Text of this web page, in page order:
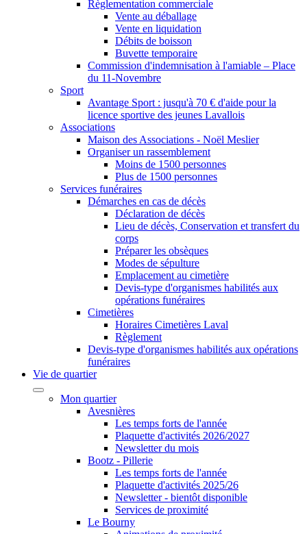
Règlementation commerciale
Vente au déballage
Vente en liquidation
Débits de boisson
Buvette temporaire
Commission d'indemnisation à l'amiable – Place
du 11-Novembre
Sport
Avantage Sport : jusqu'à 70 € d'aide pour la
licence sportive des jeunes Lavallois
Associations
Maison des Associations - Noël Meslier
Organiser un rassemblement
Moins de 1500 personnes
Plus de 1500 personnes
Services funéraires
Démarches en cas de décès
Déclaration de décès
Lieu de décès, Conservation et transfert du
corps
Préparer les obsèques
Modes de sépulture
Emplacement au cimetière
Devis-type d'organismes habilités aux
opérations funéraires
Cimetières
Horaires Cimetières Laval
Règlement
Devis-type d'organismes habilités aux opérations
funéraires
Vie de quartier
Mon quartier
Avesnières
Les temps forts de l'année
Plaquette d'activités 2026/2027
Newsletter du mois
Bootz - Pillerie
Les temps forts de l'année
Plaquette d'activités 2025/26
Newsletter - bientôt disponible
Services de proximité
Le Bourny